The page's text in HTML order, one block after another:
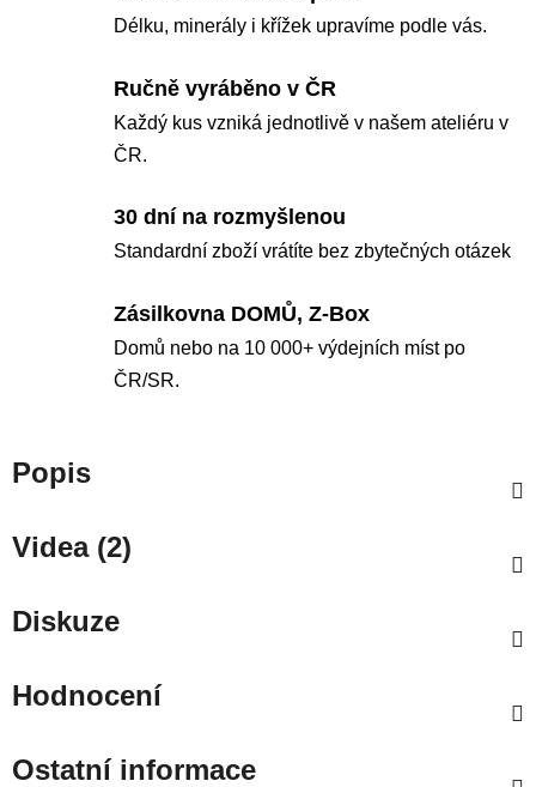
Délku, minerály i křížek upravíme podle vás.
Ručně vyráběno v ČR
Každý kus vzniká jednotlivě v našem ateliéru v
ČR.
30 dní na rozmyšlenou
Standardní zboží vrátíte bez zbytečných otázek
Zásilkovna DOMŮ, Z-Box
Domů nebo na 10 000+ výdejních míst po
ČR/SR.
Popis
Videa (2)
Diskuze
Hodnocení
Ostatní informace